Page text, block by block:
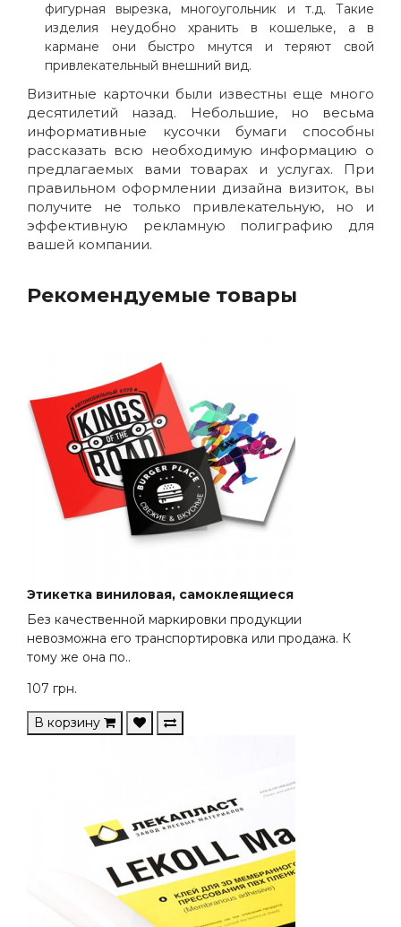
фигурная вырезка, многоугольник и т.д. Такие
изделия неудобно хранить в кошельке, а в
кармане они быстро мнутся и теряют свой
привлекательный внешний вид.
Визитные карточки были известны еще много
десятилетий назад. Небольшие, но весьма
информативные кусочки бумаги способны
рассказать всю необходимую информацию о
предлагаемых вами товарах и услугах. При
правильном оформлении дизайна визиток, вы
получите не только привлекательную, но и
эффективную рекламную полиграфию для
вашей компании.
Рекомендуемые товары
Этикетка виниловая, самоклеящиеся
Без качественной маркировки продукции
невозможна его транспортировка или продажа. К
тому же она по..
107 грн.
В корзину